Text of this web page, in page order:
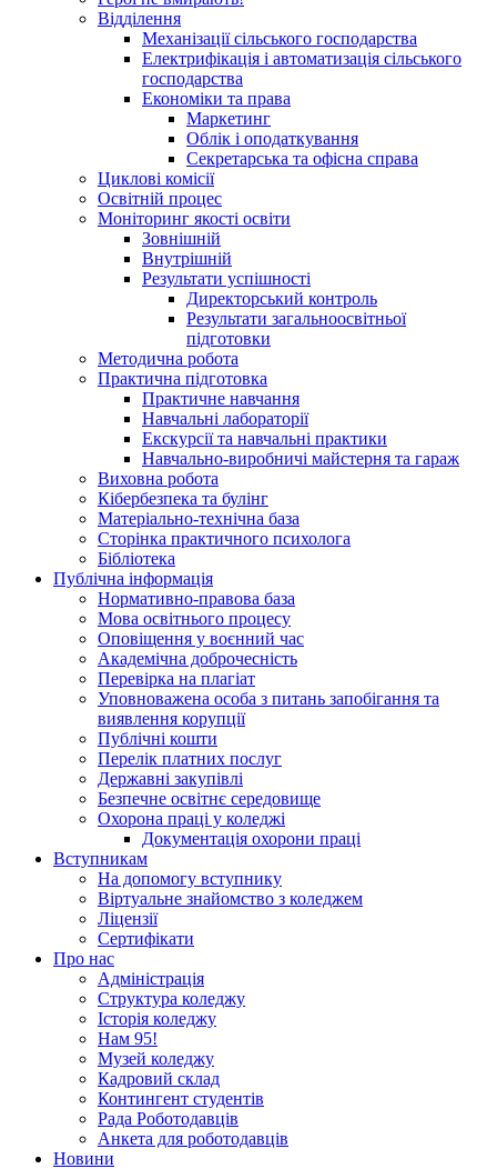
Відділення
Механізації сільського господарства
Електрифікація і автоматизація сільського
господарства
Економіки та права
Маркетинг
Облік і оподаткування
Секретарська та офісна справа
Циклові комісії
Освітній процес
Моніторинг якості освіти
Зовнішній
Внутрішній
Результати успішності
Директорський контроль
Результати загальноосвітньої
підготовки
Методична робота
Практична підготовка
Практичне навчання
Навчальні лабораторії
Екскурсії та навчальні практики
Навчально-виробничі майстерня та гараж
Виховна робота
Кібербезпека та булінг
Матеріально-технічна база
Сторінка практичного психолога
Бібліотека
Публічна інформація
Нормативно-правова база
Мова освітнього процесу
Оповіщення у воєнний час
Академічна доброчесність
Перевірка на плагіат
Уповноважена особа з питань запобігання та
виявлення корупції
Публічні кошти
Перелік платних послуг
Державні закупівлі
Безпечне освітнє середовище
Охорона праці у коледжі
Документація охорони праці
Вступникам
На допомогу вступнику
Віртуальне знайомство з коледжем
Ліцензії
Сертифікати
Про нас
Адміністрація
Структура коледжу
Історія коледжу
Нам 95!
Музей коледжу
Кадровий склад
Контингент студентів
Рада Роботодавців
Анкета для роботодавців
Новини